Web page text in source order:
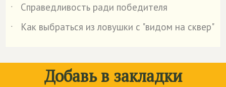
˙
Справедливость ради победителя
˙
Как выбраться из ловушки с "видом на сквер"
Добавь в закладки